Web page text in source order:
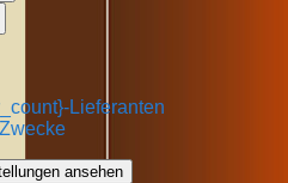
Lieferanten
ansehen